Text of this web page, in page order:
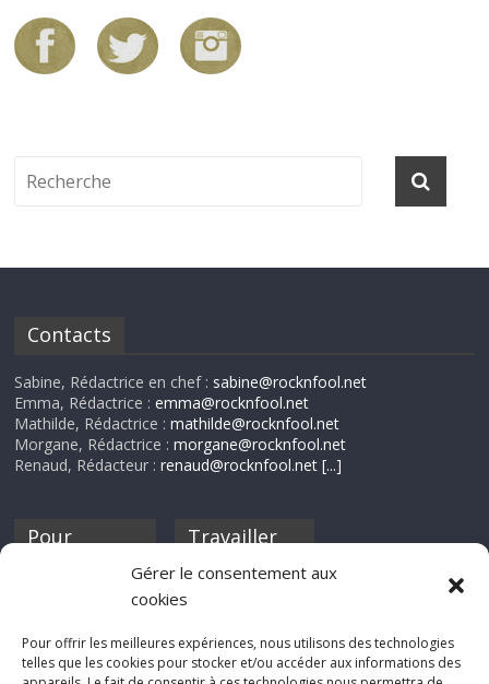
Gérer le consentement aux
cookies
Pour offrir les meilleures expériences, nous utilisons des technologies
telles que les cookies pour stocker et/ou accéder aux informations des
Contacts
Sabine, Rédactrice en chef : sabine@rocknfool.net
Emma, Rédactrice :emma@rocknfool.net
Mathilde, Rédactrice :mathilde@rocknfool.net
Morgane, Rédactrice :morgane@rocknfool.net
Renaud, Rédacteur :renaud@rocknfool.net [...]
Pour
discothèque
Travailler
Si tu souhaites
Rocknfool, n'hésite
pas à nous envoyer